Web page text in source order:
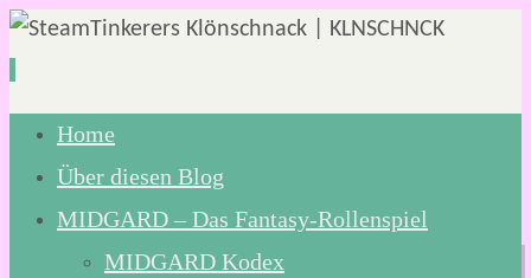
Zum
Inhalt
springen
Home
Über diesen Blog
MIDGARD – Das Fantasy-Rollenspiel
MIDGARD Kodex